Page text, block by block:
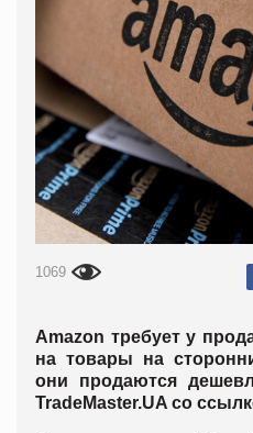
1069
Amazon требует у
на товары на
они продаются
TradeMaster.UA со